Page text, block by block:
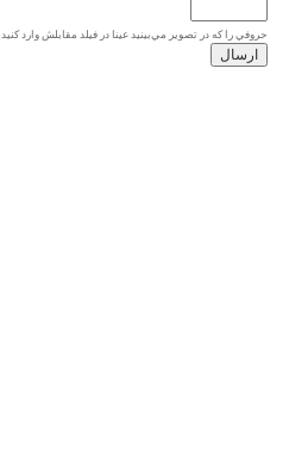
حروفي را كه در تصوير مي‌بينيد عينا در فيلد مقابلش وارد كنيد